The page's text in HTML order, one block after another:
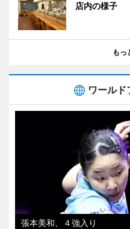
店内の様子
もっ
ワールド
張本美和、４強入り